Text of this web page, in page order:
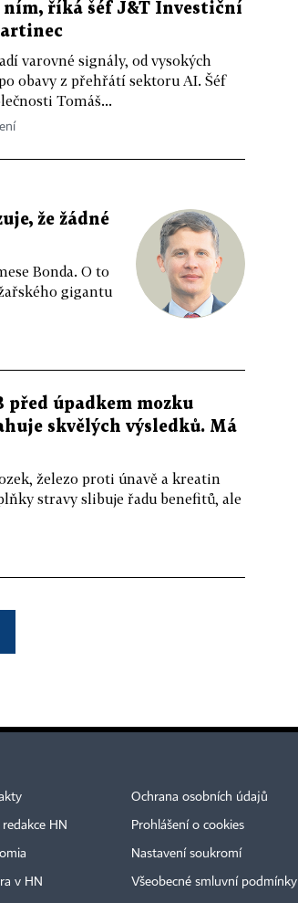
ním, říká šéf J&T Investiční
varovné signály, od vysokých
obavy z přehřátí sektoru AI. Šéf
Tomáš...
že žádné
Bonda. O to
gigantu
před úpadkem mozku
skvělých výsledků. Má
železo proti únavě a kreatin
stravy slibuje řadu benefitů, ale
redakce HN
v HN
Ochrana osobních údajů
Prohlášení o cookies
Nastavení soukromí
Všeobecné smluvní podmínky